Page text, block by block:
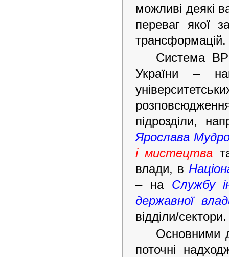
можливі деякі
переваг якої
трансформацій.
Система
України –
підрозділи,
Ярослава
і мистецтва
влади, в
– на Службу
державної
відділи/сектори.
Основними
поточні